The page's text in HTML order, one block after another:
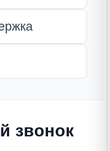
звонок